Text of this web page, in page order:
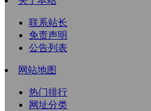
联系站长
免责声明
公告列表
网站地图
热门排行
网址分类